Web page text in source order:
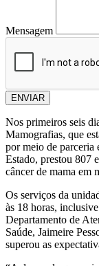
Mensagem
ENVIAR
Nos primeiros seis
Mamografias, que
por meio de parceria
Estado, prestou 807
câncer de mama em
Os serviços da
às 18 horas,
Departamento de
Saúde, Jaimeire
superou as